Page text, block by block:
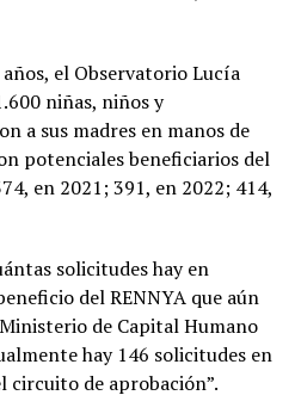
el Observatorio Lucía
niñas, niños y
a sus madres en manos de
potenciales beneficiarios del
en 2021; 391, en 2022; 414,
solicitudes hay en
del RENNYA que aún
de Capital Humano
hay 146 solicitudes en
circuito de aprobación”.